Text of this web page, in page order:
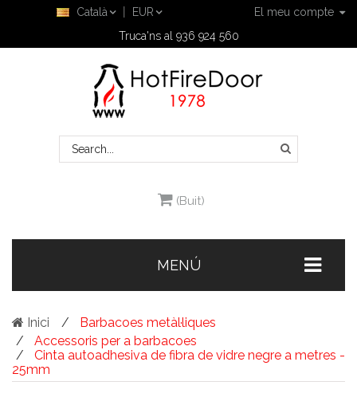
El meu compte
Català
EUR
Truca'ns al 936 924 560
(Buit)
MENÚ
Inici
Barbacoes metàl·liques
Accessoris per a barbacoes
Cinta autoadhesiva de fibra de vidre negre a metres -
25mm